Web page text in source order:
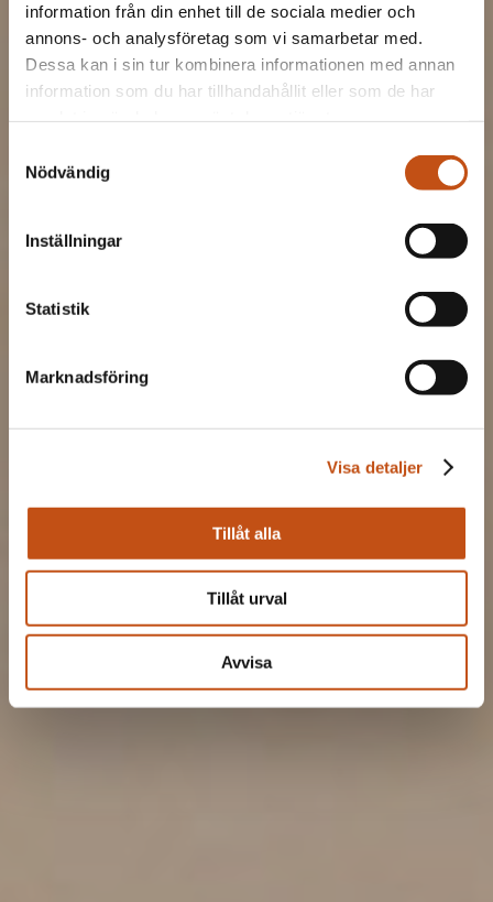
information från din enhet till de sociala medier och
annons- och analysföretag som vi samarbetar med.
Dessa kan i sin tur kombinera informationen med annan
information som du har tillhandahållit eller som de har
Nödvändig
Inställningar
Statistik
Marknadsföring
Visa detaljer
Tillåt alla
Tillåt urval
Avvisa